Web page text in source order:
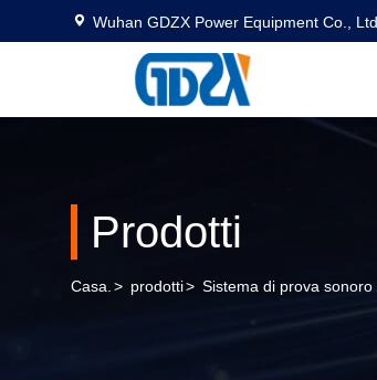
Wuhan GDZX Power Equipment Co., Ltd
Prodotti
Casa. > prodotti> Sistema di prova